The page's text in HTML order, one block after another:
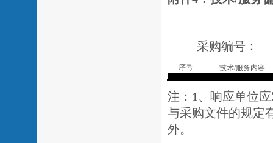
采购编号：
序号 技术/服务内容
注： 1 、响应单位
与采购文件的规定
外。